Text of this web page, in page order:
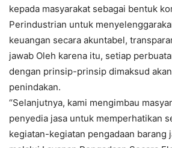
kepada masyarakat sebagai bentuk
Perindustrian untuk
keuangan secara akuntabel,
jawab Oleh karena itu, setiap
dengan prinsip-prinsip dimaksud
penindakan.
“Selanjutnya, kami mengimbau
penyedia jasa untuk memperhatikan
kegiatan-kegiatan pengadaan barang